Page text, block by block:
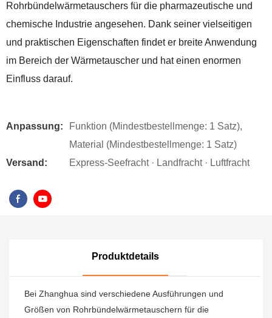
Rohrbündelwärmetauschers für die pharmazeutische und
chemische Industrie angesehen. Dank seiner vielseitigen
und praktischen Eigenschaften findet er breite Anwendung
im Bereich der Wärmetauscher und hat einen enormen
Einfluss darauf.
Anpassung:
Funktion (Mindestbestellmenge: 1 Satz),
Material (Mindestbestellmenge: 1 Satz)
Versand:
Express-Seefracht · Landfracht · Luftfracht
Produktdetails
Bei Zhanghua sind verschiedene Ausführungen und
Größen von Rohrbündelwärmetauschern für die